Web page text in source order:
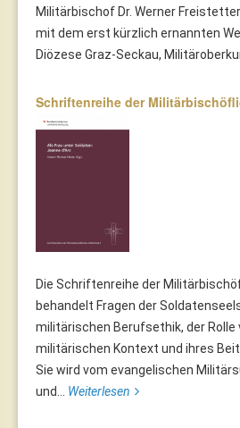
Militärbischof Dr. Werner
mit dem erst kürzlich ernannten
Diözese Graz-Seckau,
Schriftenreihe der
Die Schriftenreihe der
behandelt Fragen der
militärischen Berufsethik, der Rolle
militärischen Kontext und ihres
Sie wird vom evangelischen
und... Weiterlesen